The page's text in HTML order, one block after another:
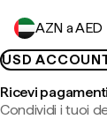
AZN a AED
USD
Ricevi
Condividi i tuoi